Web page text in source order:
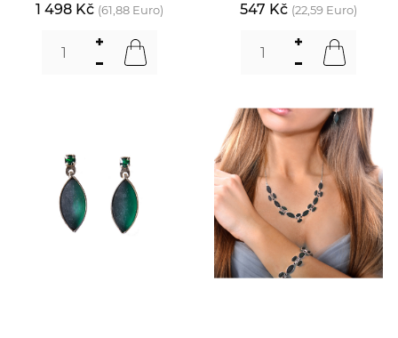
1 498 Kč (61,88 Euro) 547 Kč (22,59 Euro)